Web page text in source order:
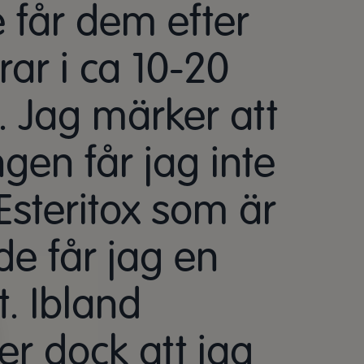
får dem efter
i ca 10-20
Jag märker att
får jag inte
som är
får jag en
Ibland
dock att jag